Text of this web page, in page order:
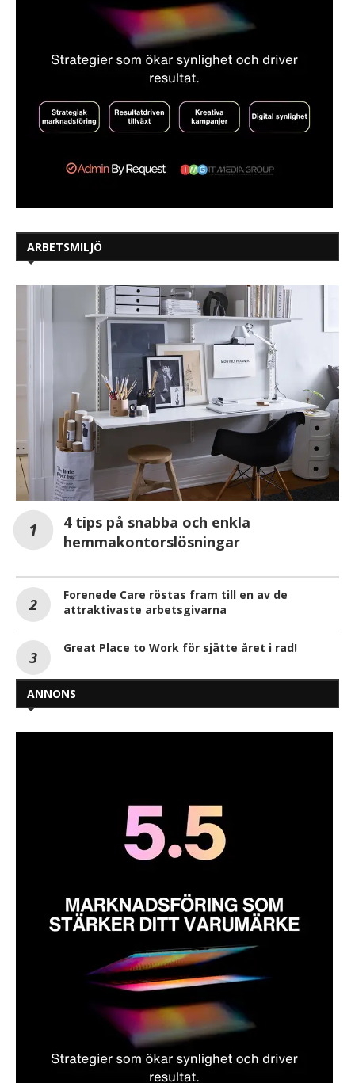
ARBETSMILJÖ
4 tips på snabba och enkla
hemmakontorslösningar
Forenede Care röstas fram till en av de
attraktivaste arbetsgivarna
Great Place to Work för sjätte året i rad!
ANNONS